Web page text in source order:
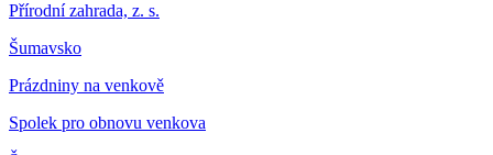
Přírodní zahrada, z. s.
Šumavsko
Prázdniny na venkově
Spolek pro obnovu venkova